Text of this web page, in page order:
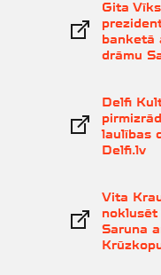
Gita
banketā
drāmu
Delfi
laulības
Delfi.lv
Vita
Saruna